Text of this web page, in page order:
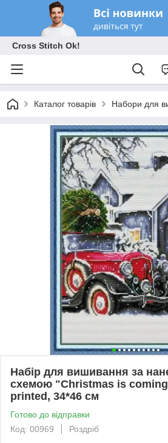
Cross Stitch Ok!
Каталог товарів Набори для
Набір для вишивання за
схемою "Christmas is
printed, 34*46 см
Готово до відправки
Код: 00969
Роздріб